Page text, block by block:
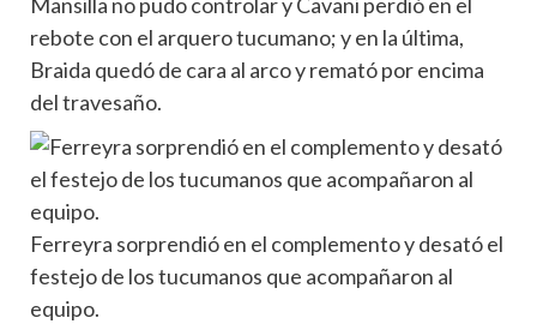
rebote con el arquero tucumano; y en la última,
Braida quedó de cara al arco y remató por encima
del travesaño.
Ferreyra sorprendió en el complemento y desató el
festejo de los tucumanos que acompañaron al
equipo.